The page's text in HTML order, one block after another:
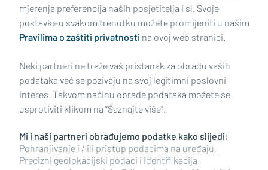
Impressum Uvjeti korištenja Politika privatnosti
Politika kolačića Kontakt Pritužbe Suradnici
Oglašavanje
RUBRIKE
BRODSKO-POSAVSKA ŽUPANIJA
mjerenja preferencija naših posjetitelja i sl. Svoje
postavke u svakom trenutku možete promijeniti u našim
Pravilima o zaštiti privatnosti na ovoj web stranici.
Neki partneri ne traže vaš pristanak za obradu vaših
podataka već se pozivaju na svoj legitimni poslovni
interes. Takvom načinu obrade podataka možete se
usprotiviti klikom na "Saznajte više".
Mi i naši partneri obrađujemo podatke kako slijedi:
Pohranjivanje i / ili pristup podacima na uređaju,
Precizni geolokacijski podaci i identifikacija